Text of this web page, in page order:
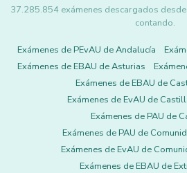
37.285.854 exámenes descargados
contando.
Exámenes de PEvAU de Andalucía
Exámenes de EBAU de Asturias
Exámenes de EBAU de
Exámenes de EvAU de
Exámenes de PAU de
Exámenes de PAU de
Exámenes de EvAU de
Exámenes de EBAU de